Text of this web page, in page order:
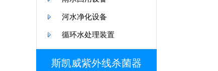
河水净化设备
循环水处理装置
斯凯威紫外线杀菌器